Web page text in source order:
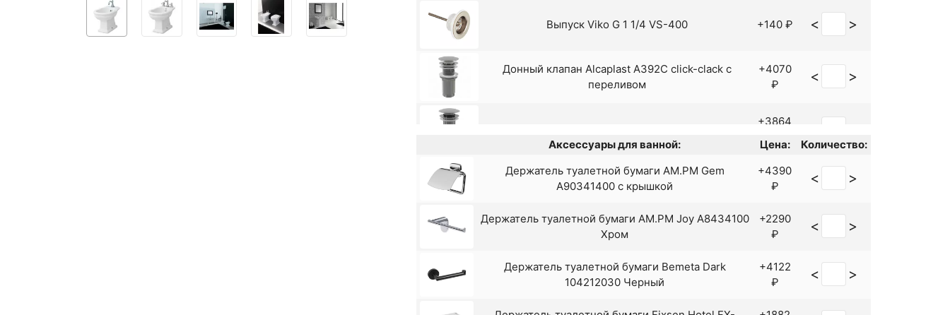
Выпуск Viko G 1 1/4 VS-400 +140 ₽ < >
Донный клапан Alcaplast A392C click-clack с
переливом
+4070
₽
< >
+3864
Донный клапан Frap F62-7 click-clack Черный
матовый
+1766
₽
< >
Донный клапан Haiba HB65-3 с переливом click-
clack Хром
+570 ₽ < >
Донный клапан Haiba HB65-4 с переливом click-
+448 ₽
Аксессуары для ванной: Цена:
Количество:
Держатель туалетной бумаги AM.PM Gem
A90341400 с крышкой
+4390
₽
< >
Держатель туалетной бумаги AM.PM Joy A8434100
Хром
+2290
₽
< >
Держатель туалетной бумаги Bemeta Dark
104212030 Черный
+4122
₽
< >